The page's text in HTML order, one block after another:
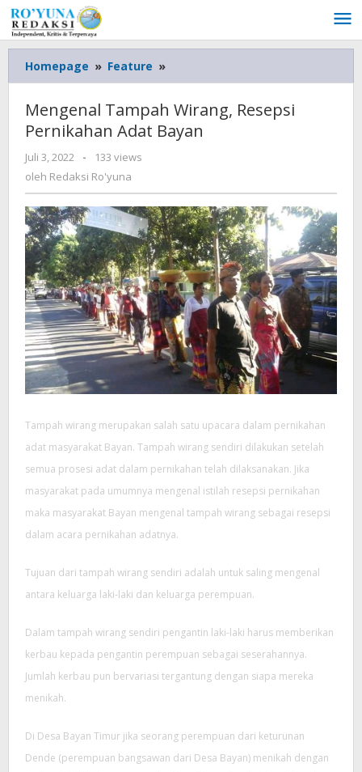
Lewati
ke
konten
Homepage » Feature »
Tampah
Resepsi
Pernikahan
Mengenal Tampah Wirang, Resepsi
Pernikahan Adat Bayan
Juli 3, 2022
oleh
Redaksi
Ro'yuna
-
133 views
oleh Redaksi Ro'yuna
Tampah wirang merupakan salah satu upacara dalam pernikahan
adat masyarakat Bayan. Tampah wirang sendiri dilakukan setelah
semua prosesi adat dalam pernikahan telah dilaksanakan. Jika
masyarakat pada umumnya mengenal istilah resepsi pernikahan
maka masyarakat Bayan mengenal tampah wirang sebagai resepsi
dalam acara pernikahan adatnya.
Tujuan dari tampah wirang sendiri adalah untuk saling mengenal
antara keluarga laki-laki dan keluarga perempuan.
Dalam tampah wirang sendiri pengantin laki-laki harus memberikan
kerbau kepada pengantin perempuan sebagai seserahannya.
Jumlah kerbau pun bervariasi tergantung dengan siapa mereka
menikah.
Di Desa Bayan Timur jika seorang perempuan dari keturunan
Dende (perempuan bangsawan dari Desa Bayan) menikah dengan